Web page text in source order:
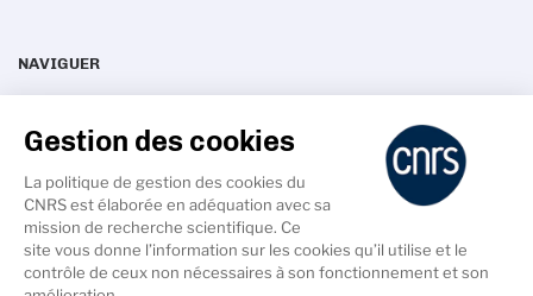
NAVIGUER
Recherche
Innovation
Talents
Intranet
Gestion des cookies
La politique de gestion des cookies du
CNRS est élaborée en adéquation avec sa
mission de recherche scientifique. Ce
site vous donne l’information sur les cookies qu’il utilise et le
contrôle de ceux non nécessaires à son fonctionnement et son